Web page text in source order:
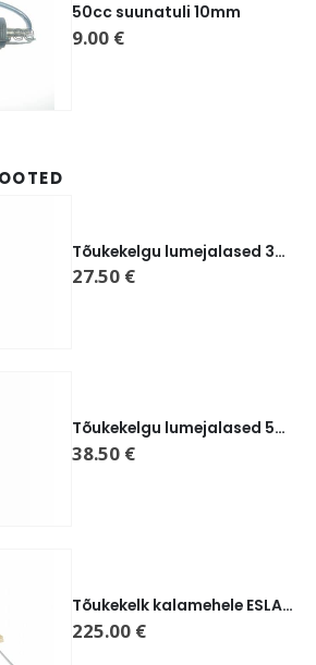
50cc suunatuli 10mm
9.00 €
Tõukekelgu lumejalased 35mm ESLA
27.50 €
Tõukekelgu lumejalased 56mm ESLA
38.50 €
Tõukekelk kalamehele ESLA P6
225.00 €